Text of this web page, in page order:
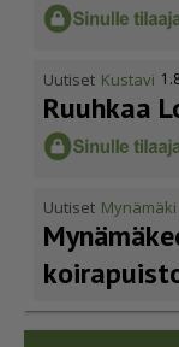
Uutiset Kustavi
Ruuhkaa
Uutiset Mynämäki